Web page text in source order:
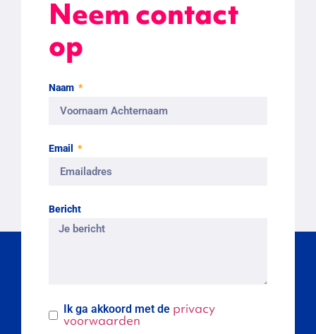
Neem contact
op
Naam
Email
Bericht
Ik ga akkoord met de privacy
voorwaarden